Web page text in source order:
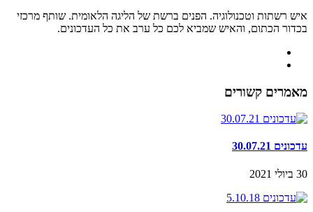
איש רשתות וטכנולוגיה. הפנים ברשת של הליגה הלאומית. שותף מרכזי
בכדור הכתום, והאיש שמביא לכם כל ערב את כל העדכונים.
מאמרים קשורים
עדכונים 30.07.21
30 ביולי 2021